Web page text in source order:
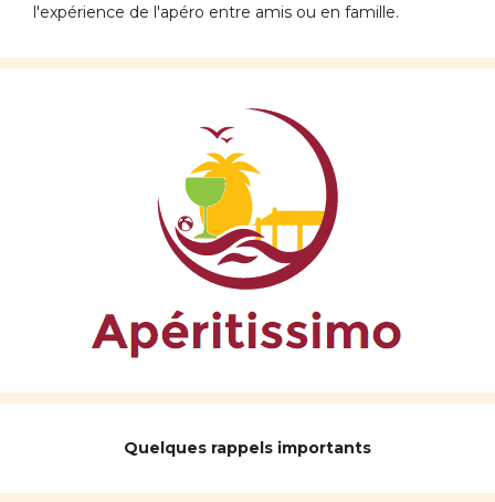
l'expérience de l'apéro entre amis ou en famille.
Quelques rappels importants